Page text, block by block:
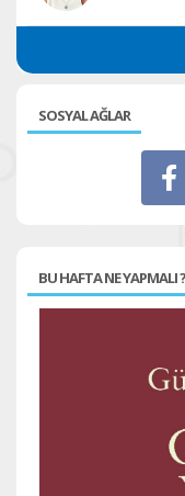
SOSYAL AĞLAR
BU HAFTA NE YAPMALI ?